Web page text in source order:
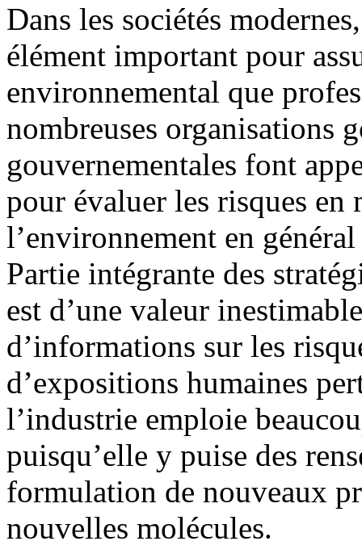
Dans les sociétés
élément important pour
environnemental que
nombreuses organisations
gouvernementales font
pour évaluer les risques
l’environnement en
Partie intégrante des
est d’une valeur
d’informations sur les
d’expositions humaines
l’industrie emploie
puisqu’elle y puise des
formulation de nouveaux
nouvelles molécules.